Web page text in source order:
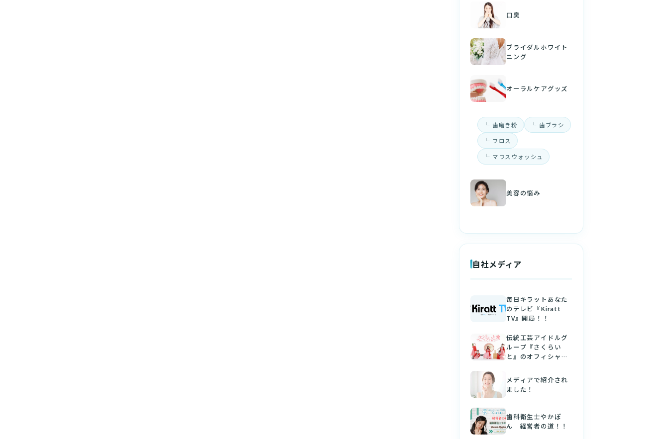
口臭
ブライダルホワイト
ニング
オーラルケアグッズ
歯磨き粉
歯ブラシ
フロス
マウスウォッシュ
美容の悩み
自社メディア
毎日キラットあなた
のテレビ『Kiratt
TV』開局！！
伝統工芸アイドルグ
ループ『さくらい
と』のオフィシャル
した！
メディアで紹介され
ました！
歯科衛生士やかぽ
ん 経営者の道！！